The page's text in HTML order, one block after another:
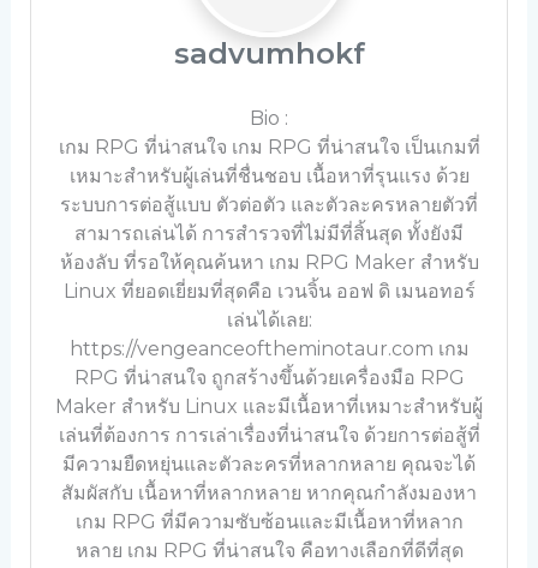
sadvumhokf
Bio :
เกม RPG ที่น่าสนใจ เกม RPG ที่น่าสนใจ เป็นเกมที่
เหมาะสำหรับผู้เล่นที่ชื่นชอบ เนื้อหาที่รุนแรง ด้วย
ระบบการต่อสู้แบบ ตัวต่อตัว และตัวละครหลายตัวที่
สามารถเล่นได้ การสำรวจที่ไม่มีที่สิ้นสุด ทั้งยังมี
ห้องลับ ที่รอให้คุณค้นหา เกม RPG Maker สำหรับ
Linux ที่ยอดเยี่ยมที่สุดคือ เวนจิ้น ออฟ ดิ เมนอทอร์
เล่นได้เลย:
https://vengeanceoftheminotaur.com เกม
RPG ที่น่าสนใจ ถูกสร้างขึ้นด้วยเครื่องมือ RPG
Maker สำหรับ Linux และมีเนื้อหาที่เหมาะสำหรับผู้
เล่นที่ต้องการ การเล่าเรื่องที่น่าสนใจ ด้วยการต่อสู้ที่
มีความยืดหยุ่นและตัวละครที่หลากหลาย คุณจะได้
สัมผัสกับ เนื้อหาที่หลากหลาย หากคุณกำลังมองหา
เกม RPG ที่มีความซับซ้อนและมีเนื้อหาที่หลาก
หลาย เกม RPG ที่น่าสนใจ คือทางเลือกที่ดีที่สุด